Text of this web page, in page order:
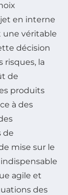
en interne
une véritable
décision
risques, la
de
produits
à des
de
mise sur le
agile et
des